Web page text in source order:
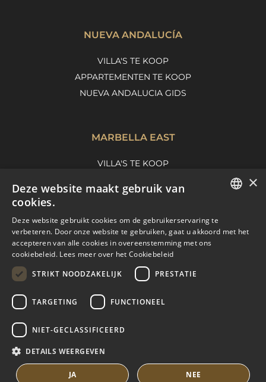
NUEVA ANDALUCÍA
VILLA'S TE KOOP
APPARTEMENTEN TE KOOP
NUEVA ANDALUCIA GIDS
MARBELLA EAST
VILLA'S TE KOOP
MARBELLA EAST GUIDE
© COPYRIGHT 2008PURE LIVING PROPERTIES
COOKIEBELEID
BUILT BY INMOBA
SPANISH
×
Deze website maakt gebruik van
cookies.
Deze website gebruikt cookies om de gebruikerservaring te
verbeteren. Door onze website te gebruiken, gaat u akkoord met het
accepteren van alle cookies in overeenstemming met ons
cookiebeleid. Lees meer over het Cookiebeleid
STRIKT NOODZAKELIJK
PRESTATIE
TARGETING FUNCTIONEEL
NIET-GECLASSIFICEERD
DETAILS WEERGEVEN
JA NEE